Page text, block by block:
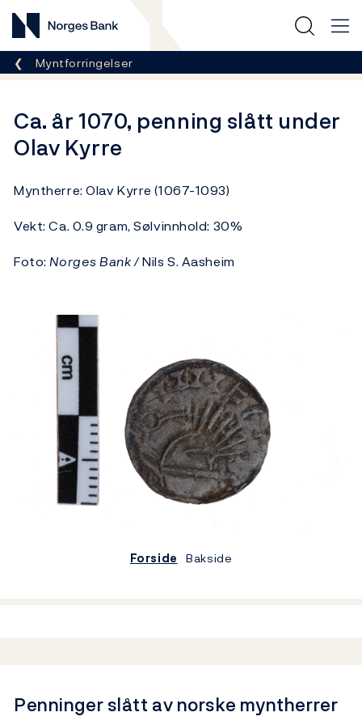
Norges Bank
Her er du nå:
Myntforringelser
Ca. år 1070, penning slått under
Olav Kyrre
Myntherre: Olav Kyrre (1067-1093)
Vekt: Ca. 0.9 gram, Sølvinnhold: 30%
Foto:Norges Bank /Nils S. Aasheim
Forside Bakside
Penninger slått av norske myntherrer